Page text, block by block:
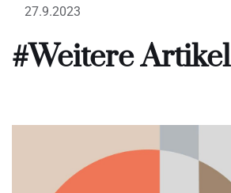
27.9.2023
#Weitere Artikel